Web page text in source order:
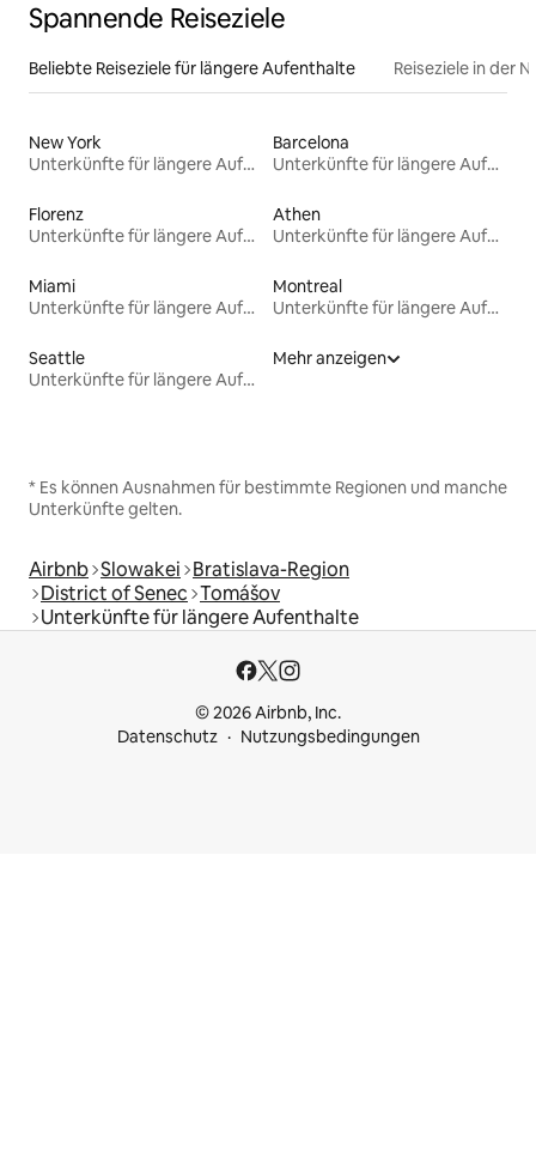
Spannende Reiseziele
Beliebte Reiseziele für längere Aufenthalte Reiseziele in der
New York
Unterkünfte für längere Aufenthalte
Barcelona
Unterkünfte für längere Aufenthalte
Florenz
Unterkünfte für längere Aufenthalte
Athen
Unterkünfte für längere Aufenthalte
Miami
Unterkünfte für längere Aufenthalte
Montreal
Unterkünfte für längere Aufenthalte
Seattle
Unterkünfte für längere Aufenthalte
Mehr anzeigen
* Es können Ausnahmen für bestimmte Regionen und manche
Unterkünfte gelten.
Airbnb Slowakei Bratislava-Region
District of Senec Tomášov
Unterkünfte für längere Aufenthalte
© 2026 Airbnb, Inc.
Datenschutz
Nutzungsbedingungen